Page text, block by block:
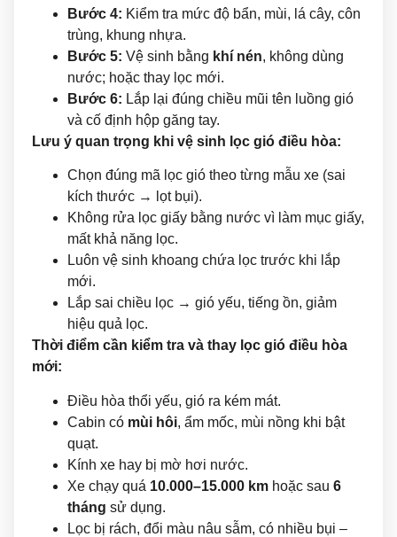
Bước 4: Kiểm tra mức độ bẩn, mùi, lá cây, côn
trùng, khung nhựa.
Bước 5: Vệ sinh bằng khí nén, không dùng
nước; hoặc thay lọc mới.
Bước 6: Lắp lại đúng chiều mũi tên luồng gió
và cố định hộp găng tay.
Lưu ý quan trọng khi vệ sinh lọc gió điều hòa:
Chọn đúng mã lọc gió theo từng mẫu xe (sai
kích thước → lọt bụi).
Không rửa lọc giấy bằng nước vì làm mục giấy,
mất khả năng lọc.
Luôn vệ sinh khoang chứa lọc trước khi lắp
mới.
Lắp sai chiều lọc → gió yếu, tiếng ồn, giảm
hiệu quả lọc.
Thời điểm cần kiểm tra và thay lọc gió điều hòa
mới:
Điều hòa thổi yếu, gió ra kém mát.
Cabin có mùi hôi, ẩm mốc, mùi nồng khi bật
quạt.
Kính xe hay bị mờ hơi nước.
Xe chạy quá 10.000–15.000 km hoặc sau 6
tháng sử dụng.
Lọc bị rách, đổi màu nâu sẫm, có nhiều bụi –